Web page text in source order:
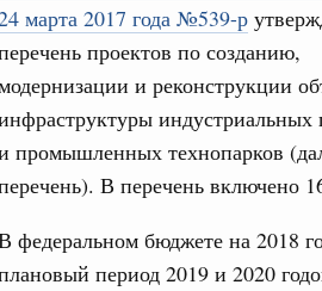
марта 2017 года №539-р
проектов по созданию,
и реконструкции
индустриальных
промышленных технопарков
В перечень включено
федеральном бюджете на 2018
период 2019 и 2020
технологическим
5 августа, среда
производительности труда и
дал поручения по
сессии, посвящённой
труда
проект «Экологическое